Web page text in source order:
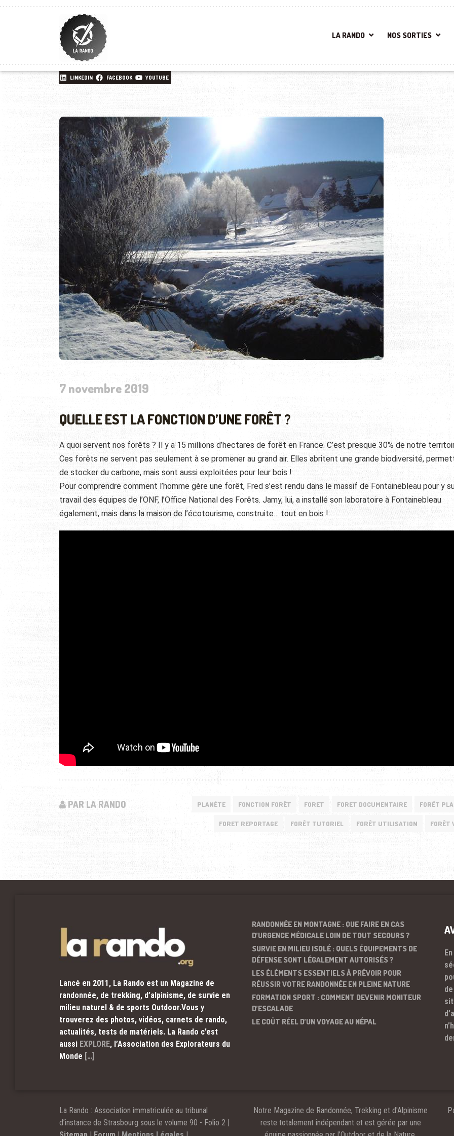
LA RANDO NOS SORTIES
LINKEDIN FACEBOOK YOUTUBE
7 novembre 2019
QUELLE EST LA FONCTION D’UNE FORÊT ?
A quoi servent nos forêts ? Il y a 15 millions d’hectares de forêt en France. C’est presque 30% de notre
Ces forêts ne servent pas seulement à se promener au grand air. Elles abritent une grande biodiversité,
de stocker du carbone, mais sont aussi exploitées pour leur bois !
Pour comprendre comment l’homme gère une forêt, Fred s’est rendu dans le massif de Fontainebleau pour y
travail des équipes de l’ONF, l’Office National des Forêts. Jamy, lui, a installé son laboratoire à Fontainebleau
également, mais dans la maison de l’écotourisme, construite… tout en bois !
PAR LA RANDO PLANÈTE FONCTION FORÊT FORET FORET DOCUMENTAIRE FORÊT
FORET REPORTAGE FORÊT TUTORIEL FORÊT UTILISATION FORÊT
Lancé en 2011, La Rando est un Magazine de
randonnée, de trekking, d’alpinisme, de survie en
milieu naturel & de sports Outdoor.Vous y
trouverez des photos, vidéos, carnets de rando,
actualités, tests de matériels. La Rando c’est
aussi EXPLORE, l’Association des Explorateurs du
Monde […]
RANDONNÉE EN MONTAGNE : QUE FAIRE EN CAS
D’URGENCE MÉDICALE LOIN DE TOUT SECOURS ?
SURVIE EN MILIEU ISOLÉ : QUELS ÉQUIPEMENTS DE
DÉFENSE SONT LÉGALEMENT AUTORISÉS ?
LES ÉLÉMENTS ESSENTIELS À PRÉVOIR POUR
RÉUSSIR VOTRE RANDONNÉE EN PLEINE NATURE
FORMATION SPORT : COMMENT DEVENIR MONITEUR
D’ESCALADE
LE COÛT RÉEL D’UN VOYAGE AU NÉPAL
La Rando : Association immatriculée au tribunal
d’instance de Strasbourg sous le volume 90 - Folio 2 |
Notre Magazine de Randonnée, Trekking et d'Alpinisme
reste totalement indépendant et est gérée par une